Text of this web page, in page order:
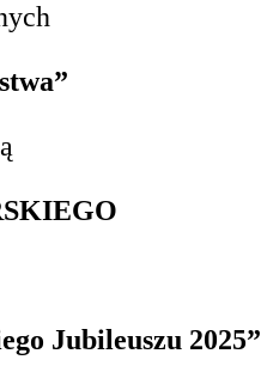
Jubileuszu 2025”